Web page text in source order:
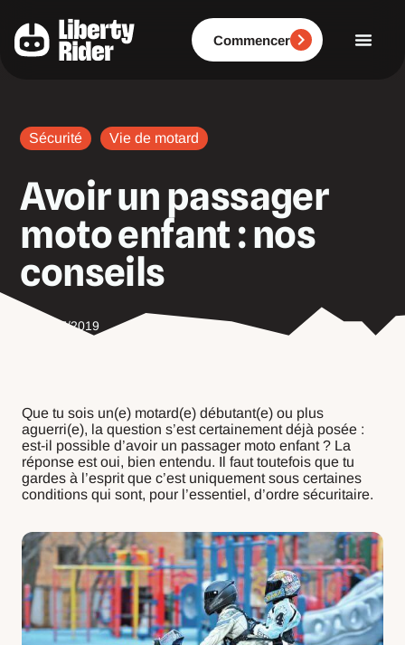
contenu
Commencer
Sécurité Vie de motard
Avoir un passager
moto enfant : nos
conseils
09/07/2019
Que tu sois un(e) motard(e) débutant(e) ou plus
aguerri(e), la question s’est certainement déjà posée :
est-il possible d’avoir un passager moto enfant ? La
réponse est oui, bien entendu. Il faut toutefois que tu
gardes à l’esprit que c’est uniquement sous certaines
conditions qui sont, pour l’essentiel, d’ordre sécuritaire.